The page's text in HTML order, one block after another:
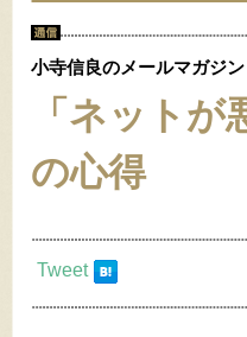
小寺信良のメールマガジ
「ネット
の心得
Tweet